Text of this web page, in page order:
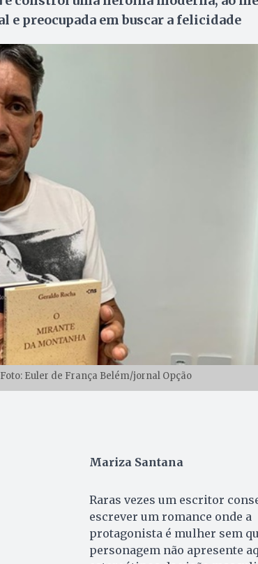
e preocupada em buscar a felicidade
Euler de França Belém/jornal Opção
Mariza Santana
Raras vezes um escritor
escrever um romance onde a
protagonista é mulher sem
personagem não apresente